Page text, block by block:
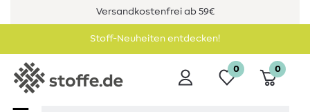
Versandkostenfrei ab 59€
Stoff-Neuheiten entdecken!
0 0